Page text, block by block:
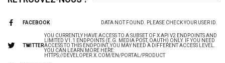
FACEBOOK DATA NOT FOUND. PLEASE CHECK YOUR USER ID.
TWITTER
YOU CURRENTLY HAVE ACCESS TO A SUBSET OF X API V2 ENDPOINTS AND
LIMITED V1.1 ENDPOINTS (E.G. MEDIA POST, OAUTH) ONLY. IF YOU NEED
ACCESS TO THIS ENDPOINT, YOU MAY NEED A DIFFERENT ACCESS LEVEL.
YOU CAN LEARN MORE HERE:
HTTPS://DEVELOPER.X.COM/EN/PORTAL/PRODUCT